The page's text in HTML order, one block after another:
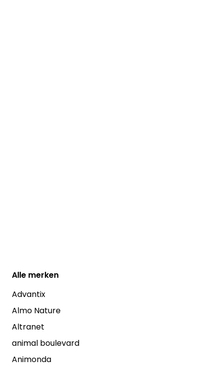
Alle merken
Advantix
Almo Nature
Altranet
animal boulevard
Animonda